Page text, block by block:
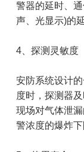
警器的延时、
声、光显示)的
4、探测灵敏度
安防系统设计
度时，探测器
现场对气体泄
警浓度的爆炸下